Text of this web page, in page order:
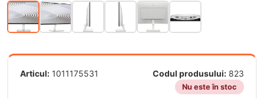
Articul: 1011175531 Codul produsului: 823
Nu este în stoc